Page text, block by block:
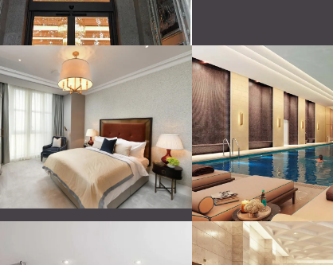
Ваше сообщение
ОТПРАВИТЬ